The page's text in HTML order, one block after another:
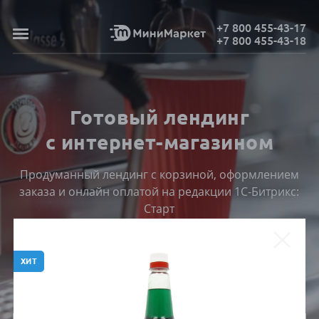
+7 800 455-43-17
+7 800 455-43-18
Готовый лендинг
с интернет-магазином
Продуманный лендинг с корзиной, оформлением
заказа и онлайн оплатой на редакции 1С-Битрикс:
Старт
ХИТ